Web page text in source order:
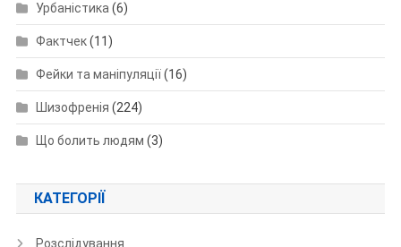
Урбаністика (6)
Фактчек(11)
Фейки та маніпуляції(16)
Шизофренія (224)
Що болить людям (3)
КАТЕГОРІЇ
Розслідування